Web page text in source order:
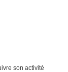
son activité